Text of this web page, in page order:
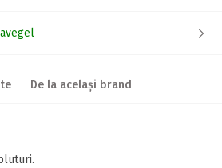
De la același brand